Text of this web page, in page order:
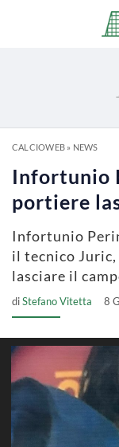
CALCIOWEB» NEWS
Infortunio
portiere
Infortunio
il tecnico
lasciare il
diStefano Vitetta 8